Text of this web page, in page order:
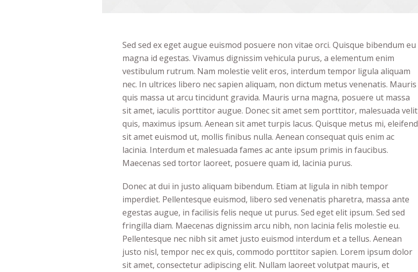
Sed sed ex eget augue euismod posuere non vitae orci. Quisque bibendum eu
magna id egestas. Vivamus dignissim vehicula purus, a elementum enim
vestibulum rutrum. Nam molestie velit eros, interdum tempor ligula aliquam
nec. In ultrices libero nec sapien aliquam, non dictum metus venenatis. Mauris
quis massa ut arcu tincidunt gravida. Mauris urna magna, posuere ut massa
sit amet, iaculis porttitor augue. Donec sit amet sem porttitor, malesuada velit
quis, maximus ipsum. Aenean sit amet turpis lacus. Quisque metus mi, eleifend
sit amet euismod ut, mollis finibus nulla. Aenean consequat quis enim ac
lacinia. Interdum et malesuada fames ac ante ipsum primis in faucibus.
Maecenas sed tortor laoreet, posuere quam id, lacinia purus.
Donec at dui in justo aliquam bibendum. Etiam at ligula in nibh tempor
imperdiet. Pellentesque euismod, libero sed venenatis pharetra, massa ante
egestas augue, in facilisis felis neque ut purus. Sed eget elit ipsum. Sed sed
fringilla diam. Maecenas dignissim arcu nibh, non lacinia felis molestie eu.
Pellentesque nec nibh sit amet justo euismod interdum et a tellus. Aenean
justo nisl, tempor nec ex quis, commodo porttitor sapien. Lorem ipsum dolor
sit amet, consectetur adipiscing elit. Nullam laoreet volutpat mauris, et